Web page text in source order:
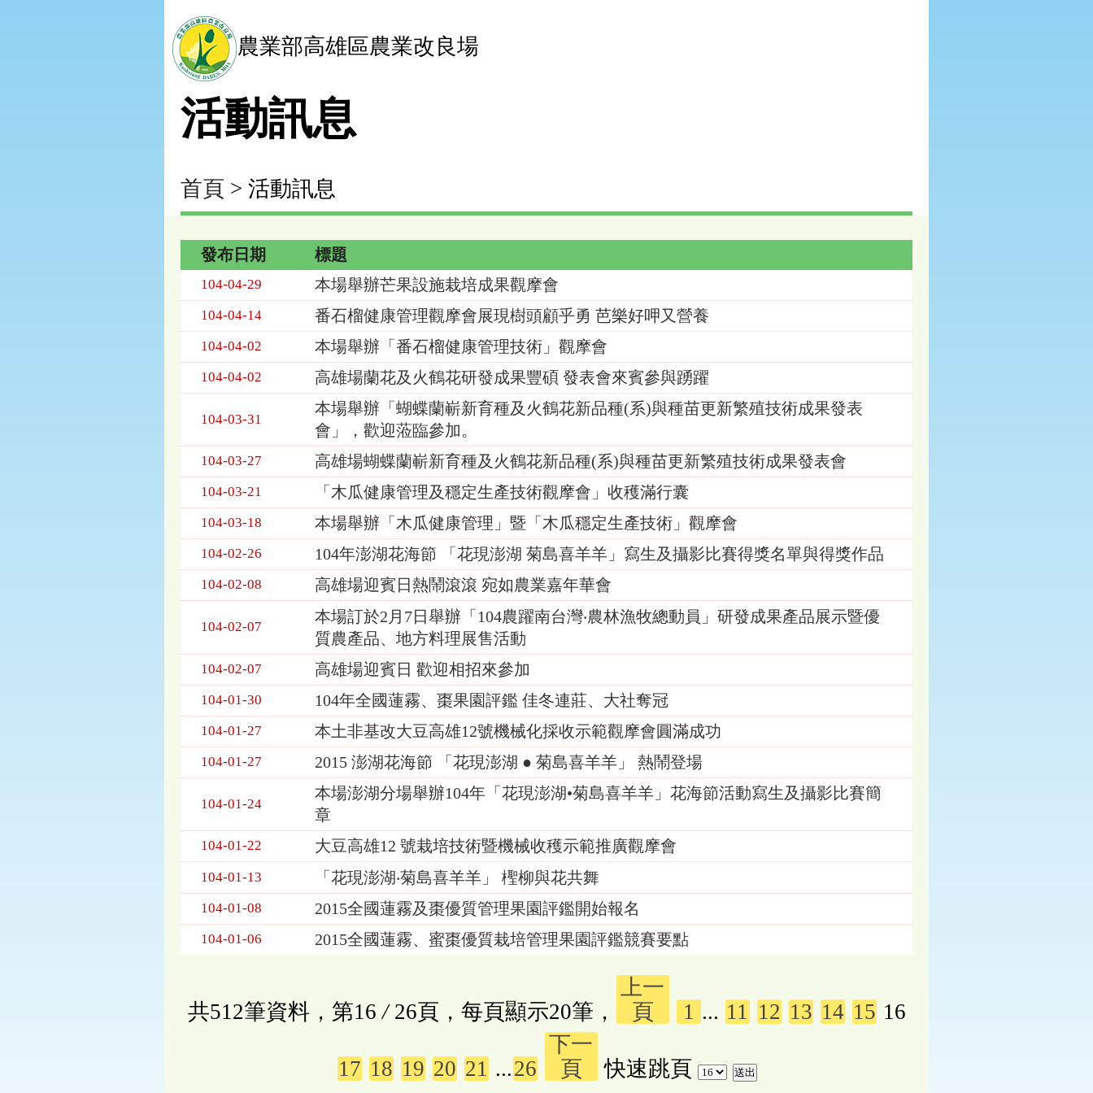
農業部高雄區農業改良場
活動訊息
首頁 > 活動訊息
息
表，
位
為：
布
期、
發布日期 標題
104-04-29 本場舉辦芒果設施栽培成果觀摩會
104-04-14 番石榴健康管理觀摩會展現樹頭顧乎勇 芭樂好呷又營養
104-04-02 本場舉辦「番石榴健康管理技術」觀摩會
104-04-02 高雄場蘭花及火鶴花研發成果豐碩 發表會來賓參與踴躍
104-03-31
本場舉辦「蝴蝶蘭嶄新育種及火鶴花新品種(系)與種苗更新繁殖技術成果發表
會」，歡迎蒞臨參加。
104-03-27 高雄場蝴蝶蘭嶄新育種及火鶴花新品種(系)與種苗更新繁殖技術成果發表會
104-03-21 「木瓜健康管理及穩定生產技術觀摩會」收穫滿行囊
104-03-18 本場舉辦「木瓜健康管理」暨「木瓜穩定生產技術」觀摩會
104-02-26 104年澎湖花海節 「花現澎湖 菊島喜羊羊」寫生及攝影比賽得獎名單與得獎作品
104-02-08 高雄場迎賓日熱鬧滾滾 宛如農業嘉年華會
104-02-07
本場訂於2月7日舉辦「104農躍南台灣‧農林漁牧總動員」研發成果產品展示暨優
質農產品、地方料理展售活動
104-02-07 高雄場迎賓日 歡迎相招來參加
104-01-30 104年全國蓮霧、棗果園評鑑 佳冬連莊、大社奪冠
104-01-27 本土非基改大豆高雄12號機械化採收示範觀摩會圓滿成功
104-01-27 2015 澎湖花海節 「花現澎湖 ● 菊島喜羊羊」 熱鬧登場
104-01-24
本場澎湖分場舉辦104年「花現澎湖•菊島喜羊羊」花海節活動寫生及攝影比賽簡
章
104-01-22 大豆高雄12 號栽培技術暨機械收穫示範推廣觀摩會
104-01-13 「花現澎湖‧菊島喜羊羊」 檉柳與花共舞
104-01-08 2015全國蓮霧及棗優質管理果園評鑑開始報名
104-01-06 2015全國蓮霧、蜜棗優質栽培管理果園評鑑競賽要點
共512筆資料，第16 / 26頁，每頁顯示20筆，
上一
頁
1 ... 11 12 13 14 15 16
17 18 19 20 21 ...26
下一
頁
快速跳頁